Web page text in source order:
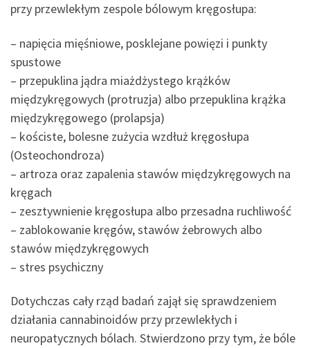
przy przewlekłym zespole bólowym kręgosłupa:
– napięcia mięśniowe, posklejane powięzi i punkty
spustowe
– przepuklina jądra miażdżystego krążków
międzykręgowych (protruzja) albo przepuklina krążka
międzykręgowego (prolapsja)
– kościste, bolesne zużycia wzdłuż kręgosłupa
(Osteochondroza)
– artroza oraz zapalenia stawów międzykręgowych na
kręgach
– zesztywnienie kręgosłupa albo przesadna ruchliwość
– zablokowanie kręgów, stawów żebrowych albo
stawów międzykręgowych
– stres psychiczny
Dotychczas cały rząd badań zajął się sprawdzeniem
działania cannabinoidów przy przewlekłych i
neuropatycznych bólach. Stwierdzono przy tym, że bóle